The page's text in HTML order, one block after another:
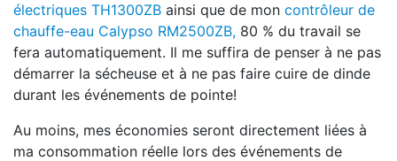
électriques TH1300ZB ainsi que de mon contrôleur de
chauffe-eau Calypso RM2500ZB, 80 % du travail se
fera automatiquement. Il me suffira de penser à ne pas
démarrer la sécheuse et à ne pas faire cuire de dinde
durant les événements de pointe!
Au moins, mes économies seront directement liées à
ma consommation réelle lors des événements de